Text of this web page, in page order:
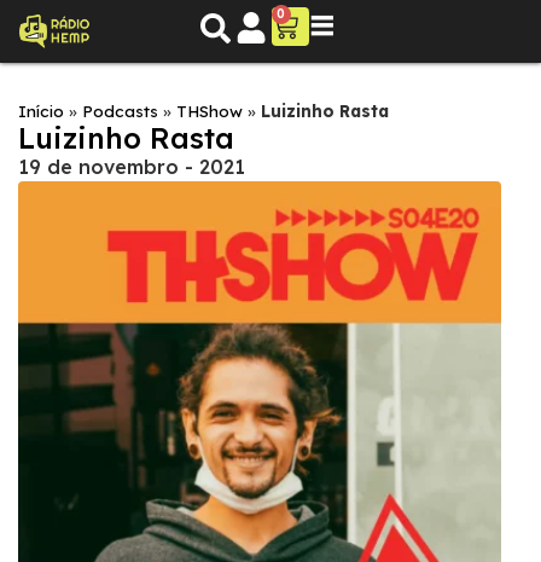
0
Início » Podcasts » THShow » Luizinho Rasta
Luizinho Rasta
19 de novembro - 2021